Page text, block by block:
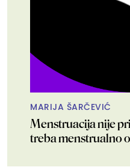
MARIJA ŠARČEVIĆ
Menstruacija nije
treba menstrualno